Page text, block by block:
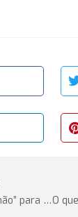
O poder do “não” para o bem-estar